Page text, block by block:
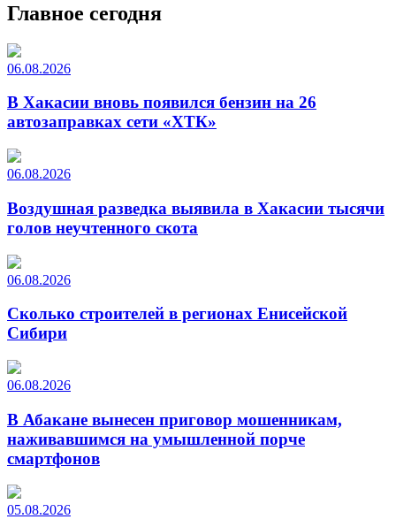
Главное сегодня
06.08.2026
В Хакасии вновь появился бензин на 26
автозаправках сети «ХТК»
06.08.2026
Воздушная разведка выявила в Хакасии тысячи
голов неучтенного скота
06.08.2026
Сколько строителей в регионах Енисейской
Сибири
06.08.2026
В Абакане вынесен приговор мошенникам,
наживавшимся на умышленной порче
смартфонов
05.08.2026